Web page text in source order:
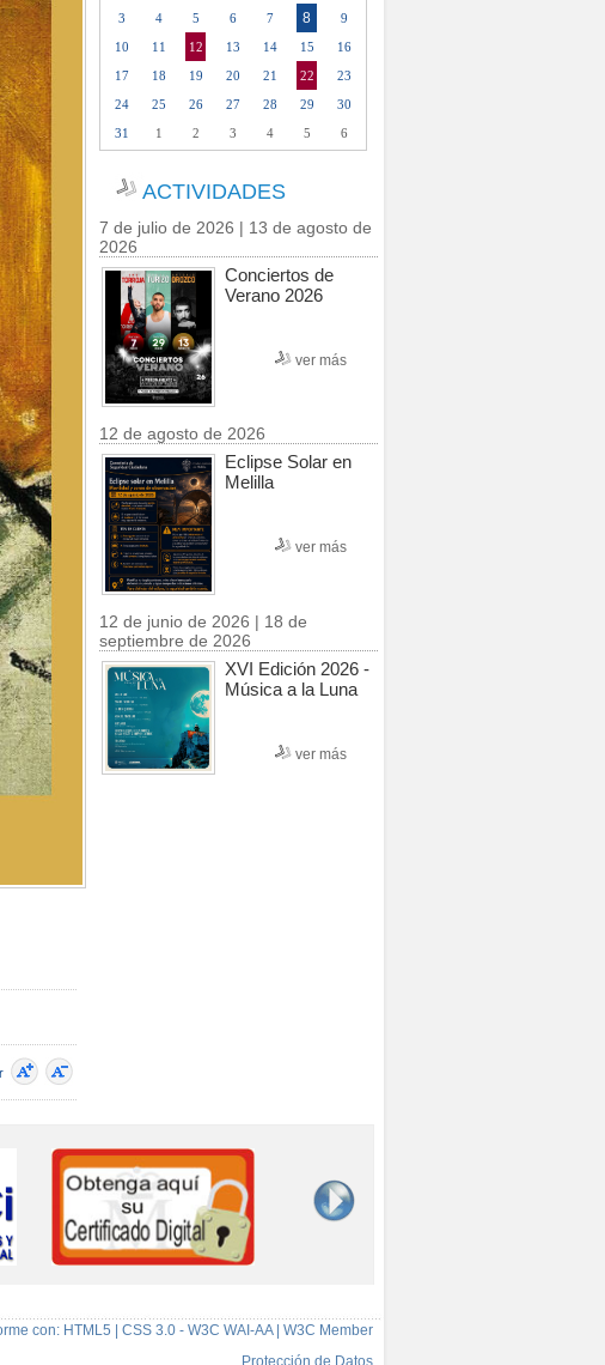
3
4 5 6 7 8
9
10
11 12 13 14 15
16
17
18 19 20 21 22
23
24
25 26 27 28 29
30
31
1 2 3 4 5 6
ACTIVIDADES
7 de julio de 2026 | 13 de agosto de
2026
Conciertos de
Verano 2026
ver más
12 de agosto de 2026
Eclipse Solar en
Melilla
ver más
12 de junio de 2026 | 18 de
septiembre de 2026
XVI Edición 2026 -
Música a la Luna
ver más
con: HTML5 | CSS 3.0 - W3C WAI-AA | W3C Member